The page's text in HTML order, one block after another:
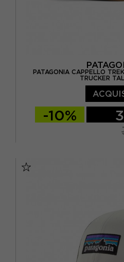
PATAGONIA CAPPELLO
TRUCKER
-10%